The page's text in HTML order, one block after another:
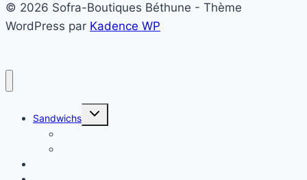
© 2026 Sofra-Boutiques Béthune - Thème
WordPress par Kadence WP
Sandwichs
Ouvrir/fermer